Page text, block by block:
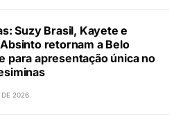
Suzy Brasil, Kayete e
retornam a Belo
para apresentação única no
DE 2026